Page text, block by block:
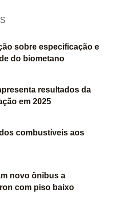
sobre especificação e
do biometano
resultados da
em 2025
combustíveis aos
novo ônibus a
com piso baixo